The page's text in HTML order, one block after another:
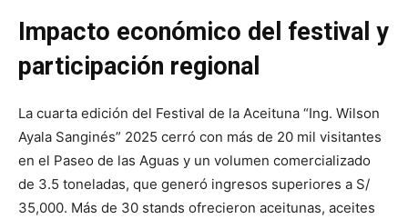
Impacto económico del festival y
participación regional
La cuarta edición del Festival de la Aceituna “Ing. Wilson
Ayala Sanginés” 2025 cerró con más de 20 mil visitantes
en el Paseo de las Aguas y un volumen comercializado
de 3.5 toneladas, que generó ingresos superiores a S/
35,000. Más de 30 stands ofrecieron aceitunas, aceites